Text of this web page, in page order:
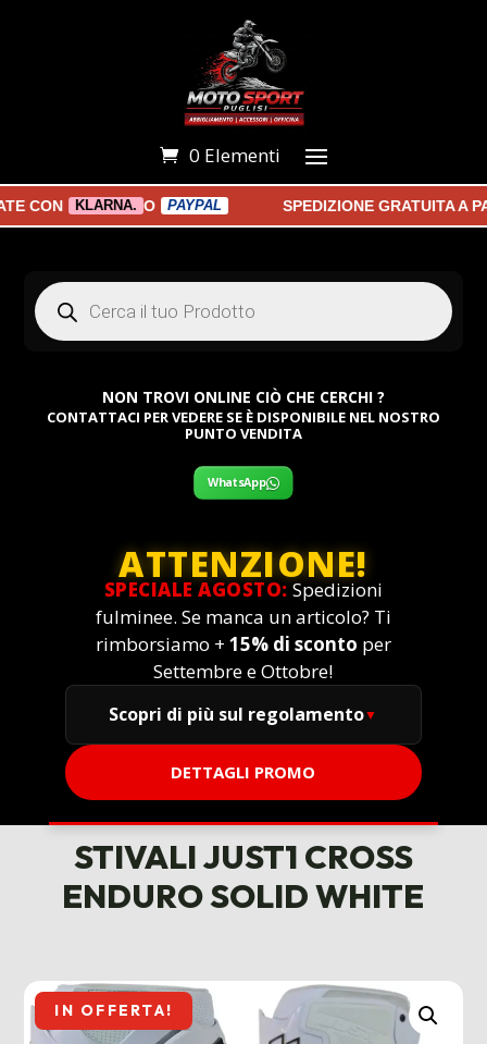
0 Elementi
KLARNA. O PAYPAL SPEDIZIONE GRATUITA A
Products
search
NON TROVI ONLINE CIÒ CHE CERCHI ?
CONTATTACI PER VEDERE SE È DISPONIBILE NEL NOSTRO
PUNTO VENDITA
WhatsApp
ATTENZIONE!
SPECIALE AGOSTO: Spedizioni
fulminee. Se manca un articolo? Ti
rimborsiamo + 15% di sconto per
Settembre e Ottobre!
Scopri di più sul regolamento
DETTAGLI PROMO
STIVALI JUST1 CROSS
ENDURO SOLID WHITE
IN OFFERTA!